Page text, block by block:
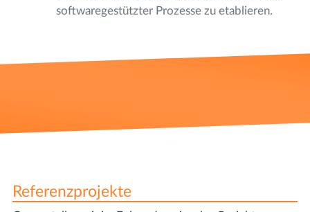
softwaregestützter Prozesse zu etablieren.
Referenzprojekte